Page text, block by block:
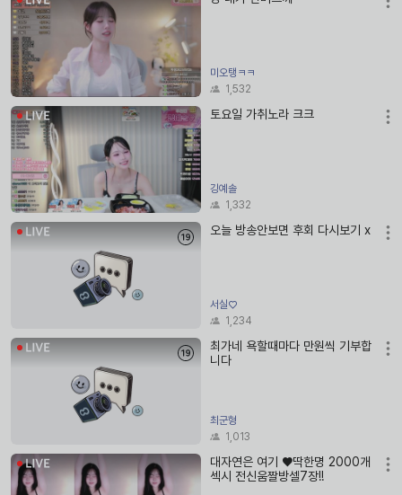
미오탱ㅋㅋ
1,532
토요일 가취노라 크크
깅예솔
1,332
오늘 방송안보면 후회 다시보기 x
서실♡
1,234
최가네 욕할때마다 만원씩 기부합
니다
최군형
1,013
대자연은 여기 ♥딱한명 2000개
섹시 전신움짤방셀7장!!